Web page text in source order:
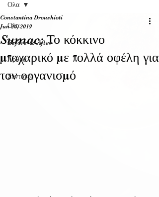
Ολα
Before & After
Άρθρα
Συνταγές
Ολα
Sumac: Το κόκκινο
μπαχαρικό με πολλά οφέλη για
τον οργανισμό
Constantina Droushioti
Jun 26, 2019